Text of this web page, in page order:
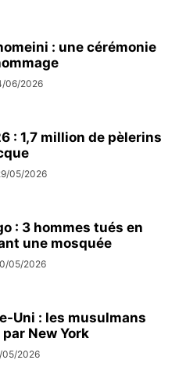
: une cérémonie
06/2026
: 1,7 million de pèlerins
05/2026
: 3 hommes tués en
une mosquée
05/2026
Uni : les musulmans
New York
05/2026